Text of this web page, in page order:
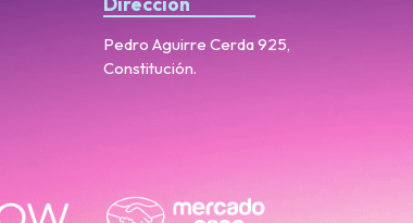
Pedro Aguirre Cerda 925,
Constitución.